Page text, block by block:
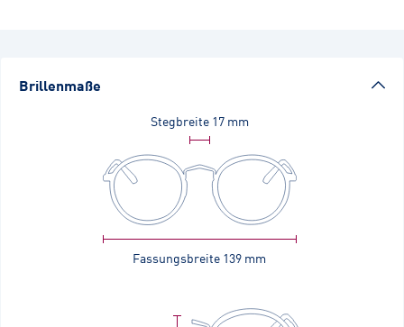
Brillenmaße
Stegbreite 17 mm
Fassungsbreite 139 mm